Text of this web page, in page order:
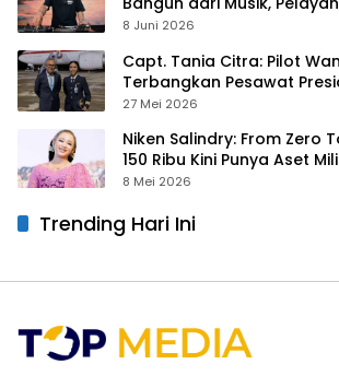
hingga Gurita Bisnis
8 Juni 2026
Capt. Tania Citra: Pilot
Terbangkan Pesawat
Prancis
27 Mei 2026
Niken Salindry: From Zero
150 Ribu Kini Punya Aset
8 Mei 2026
Trending Hari Ini